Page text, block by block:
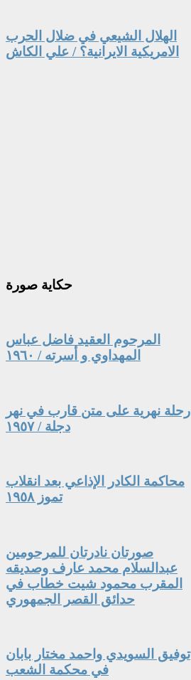
الهلال الشيعي في ضلال الحرب
الامريكية الايرانية؟ / علي الكاش
حكاية صورة
المرحوم العقيد فاضل عباس
المهداوي و أسرته / ١٩٦٠
رحلة نهرية على متن قارب في نهر
دجلة / ١٩٥٧
محاكمة الكادر الإذاعي بعد انقلاب
تموز ١٩٥٨
صورتان نادرتان للمرحومين
عبدالسلام محمد عارف وصديقه
المقرب محمود شيت خطاب في
حدائق القصر الجمهوري
توفيق السويدي واحمد مختار بابان
في محكمة الشعب